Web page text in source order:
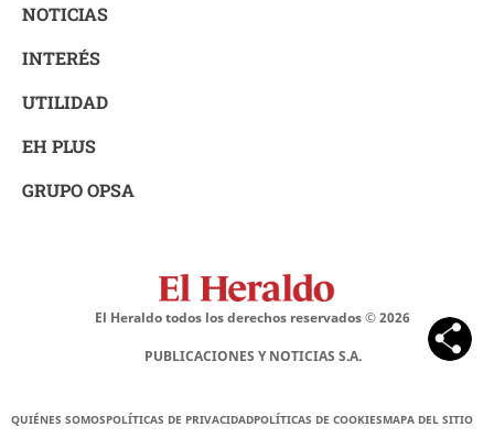
NOTICIAS
INTERÉS
UTILIDAD
EH PLUS
GRUPO OPSA
El Heraldo todos los derechos reservados ©2026
PUBLICACIONES Y NOTICIAS S.A.
QUIÉNES SOMOSPOLÍTICAS DE PRIVACIDADPOLÍTICAS DE COOKIESMAPA DEL SITIO